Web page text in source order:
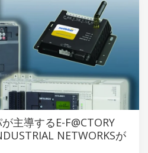
主導するE-F@CTORY
NETWORKSが